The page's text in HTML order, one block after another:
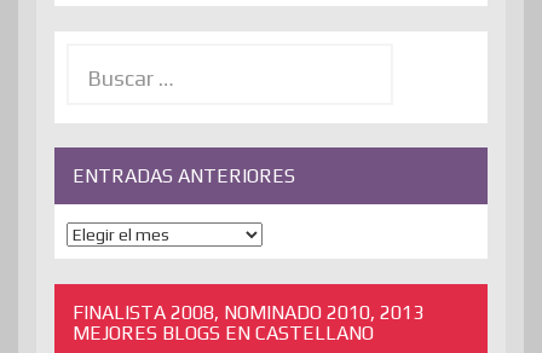
ENTRADAS ANTERIORES
ENTRADAS
ANTERIORES
FINALISTA 2008, NOMINADO 2010, 2013
MEJORES BLOGS EN CASTELLANO